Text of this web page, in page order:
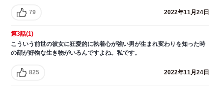
79 2022年11月24日
第3話(1)
こういう前世の彼女に狂愛的に執着心が強い男が生まれ変わりを知った時
の顔が好物な生き物がいるんですよね。私です。
825 2022年11月24日